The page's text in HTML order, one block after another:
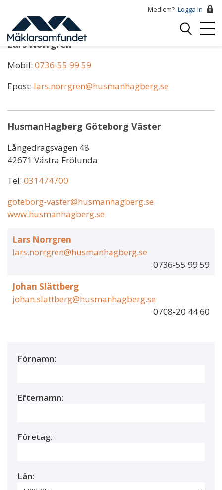
huvudinnehåll
Medlem? Logga in
Logga
Lars Norrgren
Mobil: 0736-55 99 59
Epost: lars.norrgren@husmanhagberg.se
HusmanHagberg Göteborg Väster
Långedragsvägen 48
42671 Västra Frölunda
Tel: 031474700
goteborg-vaster@husmanhagberg.se
www.husmanhagberg.se
Lars Norrgren
lars.norrgren@husmanhagberg.se
0736-55 99 59
Johan Slättberg
johan.slattberg@husmanhagberg.se
0708-20 44 60
Förnamn:
Efternamn:
Företag:
Län: